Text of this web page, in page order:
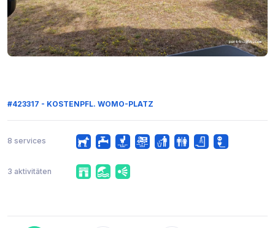
#423317 - KOSTENPFL. WOMO-PLATZ
8 services
3 aktivitäten